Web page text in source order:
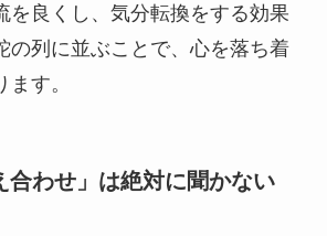
を良くし、気分転換をする効果
の列に並ぶことで、心を落ち着
す。
合わせ」は絶対に聞かない